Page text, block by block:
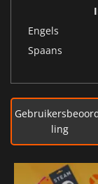
Engels
Spaans
Duits
Italiaans
Frans
ling